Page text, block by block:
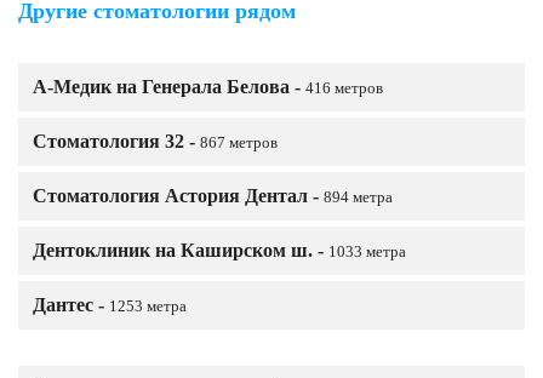
Другие стоматологии рядом
А-Медик на Генерала Белова - 416 метров
Стоматология 32 - 867 метров
Стоматология Астория Дентал - 894 метра
Дентоклиник на Каширском ш. - 1033 метра
Дантес - 1253 метра